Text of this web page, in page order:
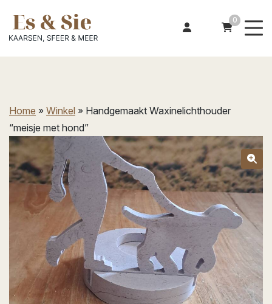
0
Home » Winkel » Handgemaakt Waxinelichthouder
“meisje met hond”